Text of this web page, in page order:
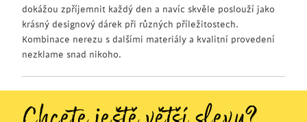
dokážou zpříjemnit každý den a navíc skvěle poslouží jako
krásný designový dárek při různých příležitostech.
Kombinace nerezu s dalšími materiály a kvalitní provedení
nezklame snad nikoho.